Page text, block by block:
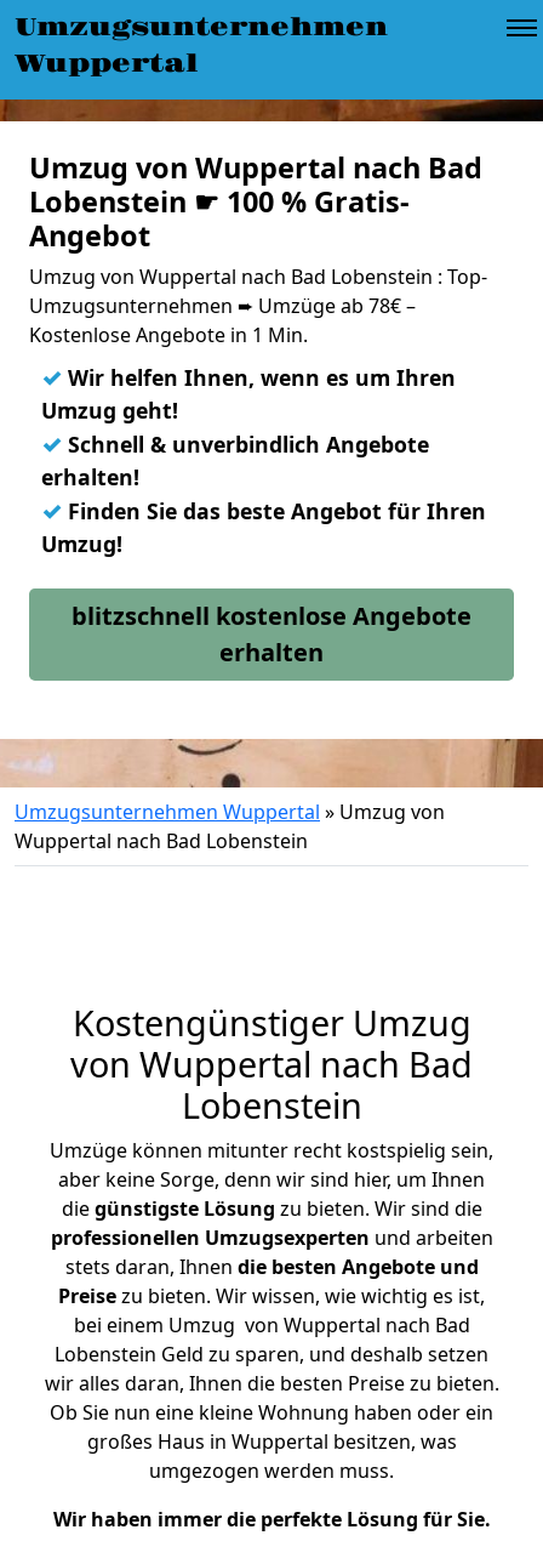
Umzugsunternehmen
Wuppertal
Umzug von Wuppertal nach Bad
Lobenstein ☛ 100 % Gratis-
Angebot
Umzug von Wuppertal nach Bad Lobenstein : Top-
Umzugsunternehmen ➨ Umzüge ab 78€ –
Kostenlose Angebote in 1 Min.
✓ Wir helfen Ihnen, wenn es um Ihren
Umzug geht!
✓ Schnell & unverbindlich Angebote
erhalten!
✓ Finden Sie das beste Angebot für Ihren
Umzug!
blitzschnell kostenlose Angebote
erhalten
Umzugsunternehmen Wuppertal » Umzug von
Wuppertal nach Bad Lobenstein
Kostengünstiger Umzug
von Wuppertal nach Bad
Lobenstein
Umzüge können mitunter recht kostspielig sein,
aber keine Sorge, denn wir sind hier, um Ihnen
diegünstigste Lösung zu bieten. Wir sind die
professionellen Umzugsexperten und arbeiten
stets daran, Ihnen die besten Angebote und
Preisezu bieten. Wir wissen, wie wichtig es ist,
bei einem Umzug von Wuppertal nach Bad
Lobenstein Geld zu sparen, und deshalb setzen
wir alles daran, Ihnen die besten Preise zu bieten.
Ob Sie nun eine kleine Wohnung haben oder ein
großes Haus in Wuppertal besitzen, was
umgezogen werden muss.
Wir haben immer die perfekte Lösung für Sie.